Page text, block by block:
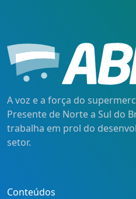
A voz e a força do
Presente de Norte a Sul do
trabalha em prol do
setor.
Conteúdos